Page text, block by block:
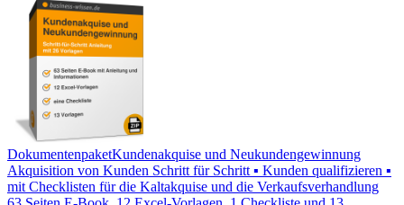
DokumentenpaketKundenakquise und Neukundengewinnung
Akquisition von Kunden Schritt für Schritt ▪ Kunden qualifizieren ▪
mit Checklisten für die Kaltakquise und die Verkaufsverhandlung